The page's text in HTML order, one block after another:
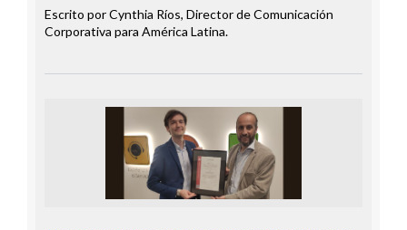
Escrito por Cynthia Ríos, Director de Comunicación
Corporativa para América Latina.